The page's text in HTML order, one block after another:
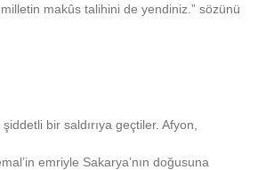
makûs tali­hini de yendiniz.” sözünü
bir saldı­rıya geçtiler. Afyon,
emriyle Sakarya’nın doğusuna